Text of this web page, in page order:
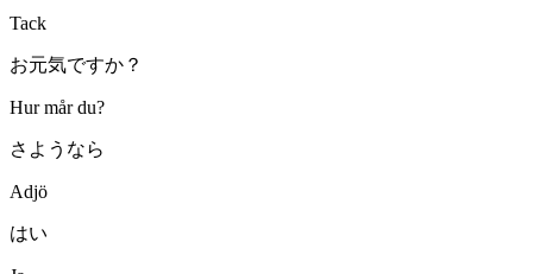
Tack
お元気ですか？
Hur mår du?
さようなら
Adjö
はい